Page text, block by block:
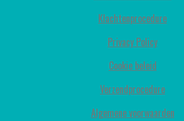
Klachtenprocedure
Privacy Policy
Cookie beleid
Verzendprocedure
Algemene voorwaarden